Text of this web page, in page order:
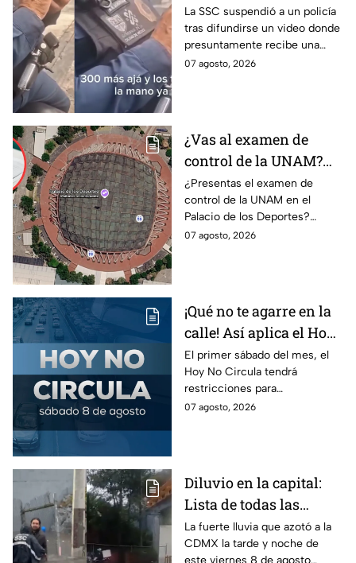
sanción? SSC suspende
a policía y abre
investigación
La SSC suspendió a un policía
tras difundirse un video donde
presuntamente recibe una
transferencia para evitar una
07 agosto, 2026
¿Vas al examen de
control de la UNAM?
Así puedes llegar al
Palacio de los Deportes
en Metro, camión y
Metrobús
¿Presentas el examen de
control de la UNAM en el
Palacio de los Deportes?
Consulta cómo llegar en
07 agosto, 2026
¡Qué no te agarre en la
calle! Así aplica el Hoy
No Circula el primer
sábado del mes
El primer sábado del mes, el
Hoy No Circula tendrá
restricciones para
determinados vehículos en la
07 agosto, 2026
Diluvio en la capital:
Lista de todas las
inundaciones en CDMX
HOY viernes 7 de
La fuerte lluvia que azotó a la
CDMX la tarde y noche de